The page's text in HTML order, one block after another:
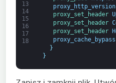
13
14
15
16
17
18
proxy_http_version
proxy_set_header
proxy_set_header
proxy_set_header
proxy_cache_bypass
}
}